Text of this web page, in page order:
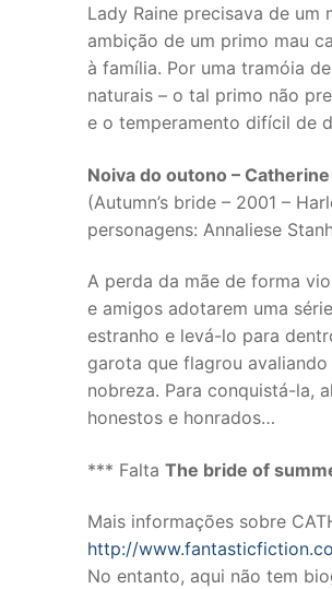
Lady Raine precisava de
ambição de um primo mau
à família. Por uma tramóia
naturais – o tal primo não
e o temperamento difícil de
Noiva do outono –
(Autumn’s bride – 2001 –
personagens: Annaliese
A perda da mãe de forma
e amigos adotarem uma
estranho e levá-lo para
garota que flagrou
nobreza. Para conquistá-la,
honestos e honrados…
*** Falta The bride of
Mais informações sobre
http://
No entanto, aqui não tem